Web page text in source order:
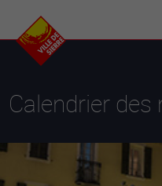
Calendrier